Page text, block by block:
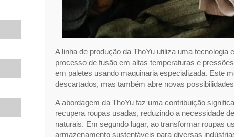
A linha de produção da ThoYu utiliza uma
processo de fusão em altas temperaturas e
em paletes usando maquinaria especializada. Este
descartados, mas também abre novas
A abordagem da ThoYu faz uma contribuição
recupera roupas usadas, reduzindo a necessidade
naturais. Em segundo lugar, ao transformar roupas
armazenamento sustentáveis para diversas